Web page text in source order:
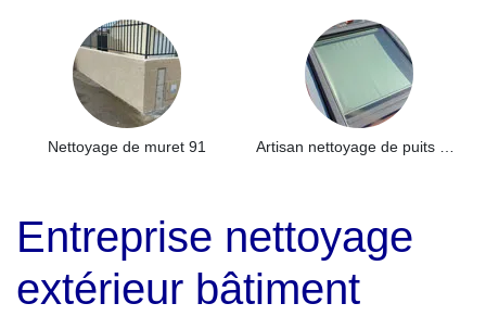
Nettoyage de muret 91
Entreprise nettoyage
extérieur bâtiment